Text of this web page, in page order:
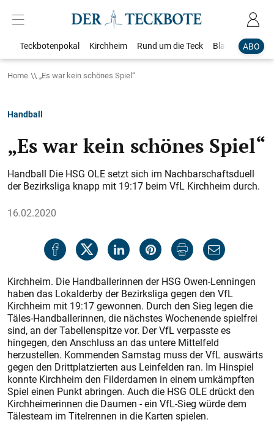
ABO
Teckbotenpokal Kirchheim Rund um die Teck Blaulicht
Home „Es war kein schönes Spiel“
Handball
„Es war kein schönes Spiel“
Handball Die HSG OLE setzt sich im Nachbarschaftsduell
der Bezirksliga knapp mit 19:17 beim VfL Kirchheim durch.
16.02.2020
Kirchheim. Die Handballerinnen der HSG Owen-Lenningen
haben das Lokalderby der Bezirksliga gegen den VfL
Kirchheim mit 19:17 gewonnen. Durch den Sieg legen die
Täles-Handballerinnen, die nächstes Wochenende spielfrei
sind, an der Tabellenspitze vor. Der VfL verpasste es
hingegen, den Anschluss an das untere Mittelfeld
herzustellen. Kommenden Samstag muss der VfL auswärts
gegen den Drittplatzierten aus Leinfelden ran. Im Hinspiel
konnte Kirchheim den Filderdamen in einem umkämpften
Spiel einen Punkt abringen. Auch die HSG OLE drückt den
Kirchheimerinnen die Daumen - ein VfL-Sieg würde dem
Tälesteam im Titelrennen in die Karten spielen.